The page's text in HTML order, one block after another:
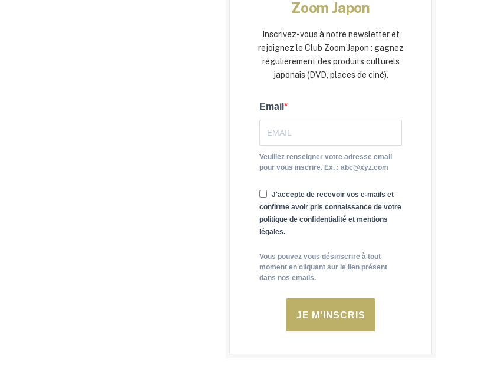
Zoom Japon
Inscrivez-vous à notre newsletter et
rejoignez le Club Zoom Japon : gagnez
régulièrement des produits culturels
japonais (DVD, places de ciné).
Email
Veuillez renseigner votre adresse email
pour vous inscrire. Ex. : abc@xyz.com
J'accepte de recevoir vos e-mails et
confirme avoir pris connaissance de votre
politique de confidentialité et mentions
légales.
Vous pouvez vous désinscrire à tout
moment en cliquant sur le lien présent
dans nos emails.
JE M'INSCRIS